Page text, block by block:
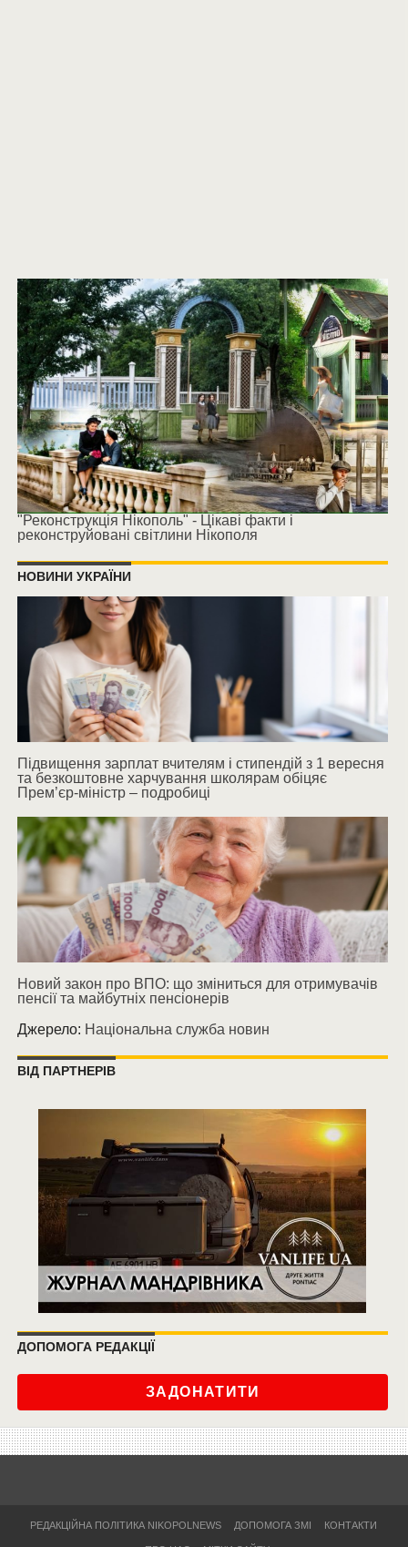
"Реконструкція Нікополь" - Цікаві факти і
реконструйовані світлини Нікополя
НОВИНИ УКРАЇНИ
Підвищення зарплат вчителям і стипендій з 1 вересня
та безкоштовне харчування школярам обіцяє
Прем’єр-міністр – подробиці
Новий закон про ВПО: що зміниться для отримувачів
пенсії та майбутніх пенсіонерів
Джерело: Національна служба новин
ВІД ПАРТНЕРІВ
ДОПОМОГА РЕДАКЦІЇ
ЗАДОНАТИТИ
РЕДАКЦІЙНА ПОЛІТИКА NIKOPOLNEWS ДОПОМОГА ЗМІ КОНТАКТИ